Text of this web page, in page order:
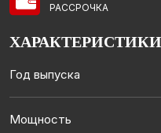
РАССРОЧКА
ХАРАКТЕРИСТИКИ
Год выпуска
Мощность